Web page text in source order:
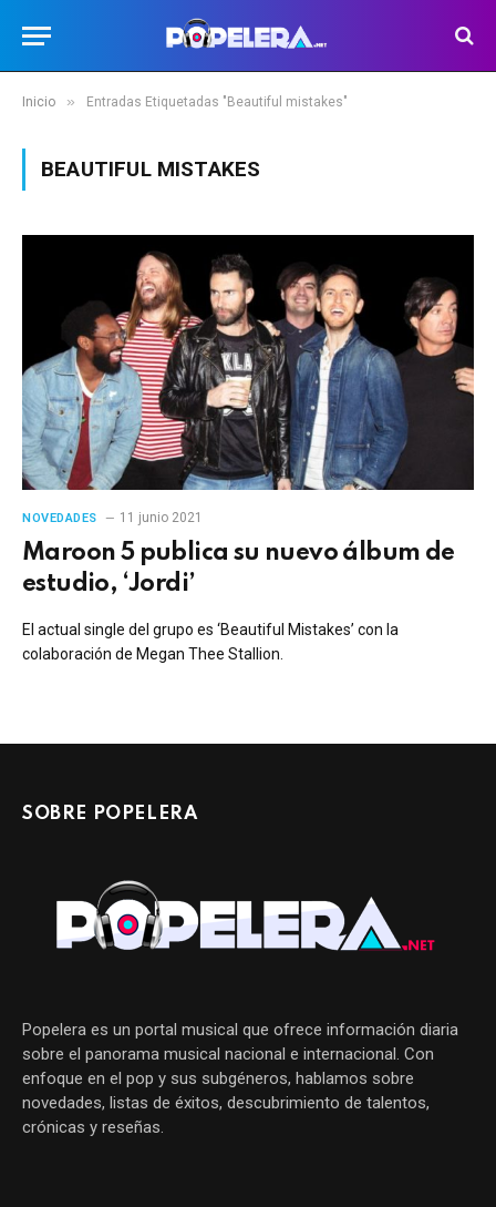
Inicio » Entradas Etiquetadas "Beautiful mistakes"
BEAUTIFUL MISTAKES
NOVEDADES 11 junio 2021
Maroon 5 publica su nuevo álbum de
estudio, ‘Jordi’
El actual single del grupo es ‘Beautiful Mistakes’ con la
colaboración de Megan Thee Stallion.
SOBRE POPELERA
Popelera es un portal musical que ofrece información diaria
sobre el panorama musical nacional e internacional. Con
enfoque en el pop y sus subgéneros, hablamos sobre
novedades, listas de éxitos, descubrimiento de talentos,
crónicas y reseñas.